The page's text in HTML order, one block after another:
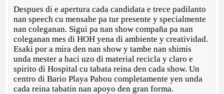
Despues di e apertura cada candidata e trece padilanto
nan speech cu mensahe pa tur presente y specialmente
nan coleganan. Sigui pa nan show compaña pa nan
coleganan mes di HOH yena di ambiente y creatividad.
Esaki por a mira den nan show y tambe nan shimis
unda mester a haci uzo di material recicla y claro e
spirito di Hospital cu tabata reina den cada show. Un
centro di Bario Playa Pabou completamente yen unda
cada reina tabatin nan apoyo den gran forma.